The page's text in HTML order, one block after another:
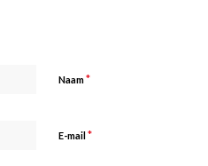
Naam*
E-mail *